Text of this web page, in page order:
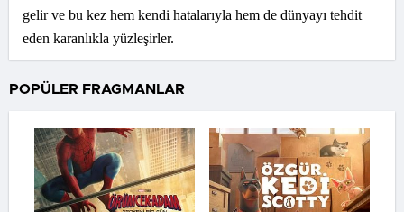
gelir ve bu kez hem kendi hatalarıyla hem de dünyayı tehdit
eden karanlıkla yüzleşirler.
POPÜLER FRAGMANLAR